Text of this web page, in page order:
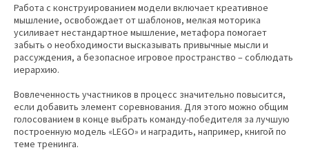
Работа с конструированием модели включает креативное
мышление, освобождает от шаблонов, мелкая моторика
усиливает нестандартное мышление, метафора помогает
забыть о необходимости высказывать привычные мысли и
рассуждения, а безопасное игровое пространство – соблюдать
иерархию.
Вовлеченность участников в процесс значительно повысится,
если добавить элемент соревнования. Для этого можно общим
голосованием в конце выбрать команду-победителя за лучшую
построенную модель «LEGO» и наградить, например, книгой по
теме тренинга.